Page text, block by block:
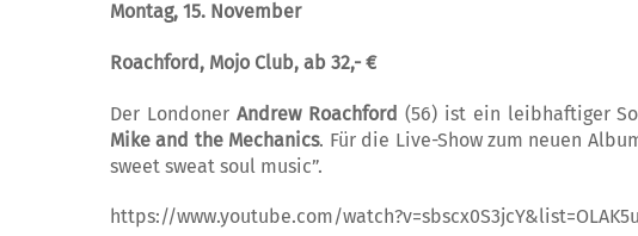
Montag, 15. November
Roachford, Mojo Club, ab 32,- €
Der Londoner Andrew Roachford (56) ist ein leibhaftiger
Mike and the Mechanics. Für die Live-Show zum neuen
sweet sweat soul music”.
https://www.youtube.com/